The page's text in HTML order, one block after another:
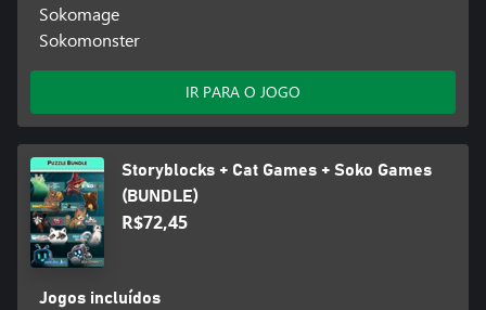
Sokomage
Sokomonster
IR PARA O JOGO
Storyblocks + Cat Games + Soko Games
(BUNDLE)
R$72,45
Jogos incluídos